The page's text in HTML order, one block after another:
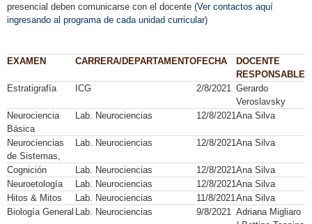
presencial deben comunicarse con el docente (Ver contactos aquí
ingresando al programa de cada unidad curricular)
EXAMEN CARRERA/DEPARTAMENTOFECHA
DOCENTE
RESPONSABLE
Estratigrafía
ICG 2/8/2021 Gerardo
Veroslavsky
Neurociencia
Básica
Lab. Neurociencias 12/8/2021Ana Silva
Neurociencias
de Sistemas,
Lab. Neurociencias 12/8/2021Ana Silva
Cognición Lab. Neurociencias 12/8/2021Ana Silva
Neuroetología
Lab. Neurociencias 12/8/2021Ana Silva
Hitos & Mitos
Lab. Neurociencias 11/8/2021Ana Silva
Biología General Lab. Neurociencias 9/8/2021 Adriana Migliaro